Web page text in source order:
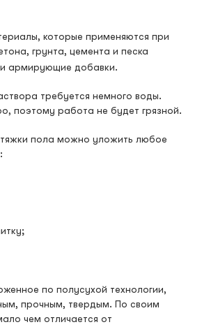
которые применяются при
грунта, цемента и песка
армирующие добавки.
требуется немного воды.
поэтому работа не будет грязной.
пола можно уложить любое
по полусухой технологии,
прочным, твердым. По своим
чем отличается от